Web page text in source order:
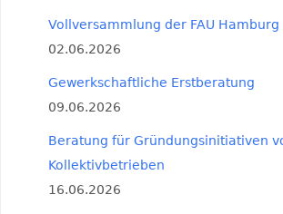
Vollversammlung der FAU Hamburg
02.06.2026
Gewerkschaftliche Erstberatung
09.06.2026
Beratung für Gründungsinitiativen
Kollektivbetrieben
16.06.2026